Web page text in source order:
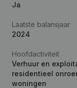
Ja
Laatste balansjaar
2024
Hoofdactiviteit
Verhuur en
residentieel
woningen